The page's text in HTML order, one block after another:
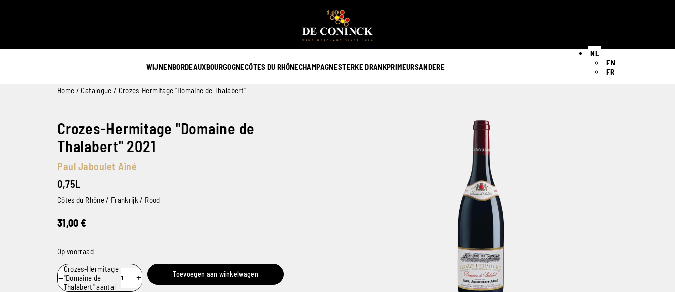
WIJNENBORDEAUXBOURGOGNECÔTES DU RHÔNECHAMPAGNESTERKE DRANKPRIMEURSANDERE
NL
EN
FR
Home / Catalogue / Crozes-Hermitage “Domaine de Thalabert”
Crozes-Hermitage "Domaine de
Thalabert" 2021
Paul Jaboulet Aîné
0,75L
Côtes du Rhône / Frankrijk / Rood
31,00 €
Op voorraad
−
Crozes-Hermitage
"Domaine de
Thalabert" aantal
+ Toevoegen aan winkelwagen